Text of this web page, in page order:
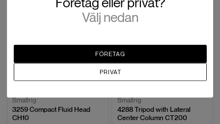
Smallrig
3259 Compact Fluid Head
CH10
Smallrig
4288 Tripod with Lateral
Center Column CT200
Välj nedan
FÖRETAG
PRIVAT